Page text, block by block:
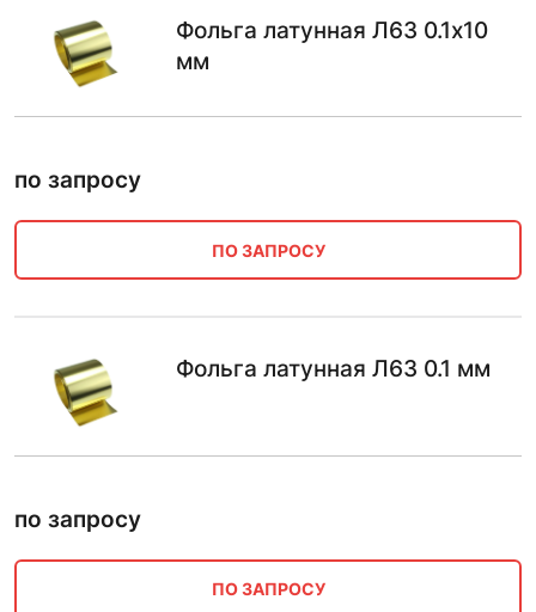
Фольга латунная Л63 0.1х10
мм
по запросу
ПО ЗАПРОСУ
Фольга латунная Л63 0.1 мм
по запросу
ПО ЗАПРОСУ